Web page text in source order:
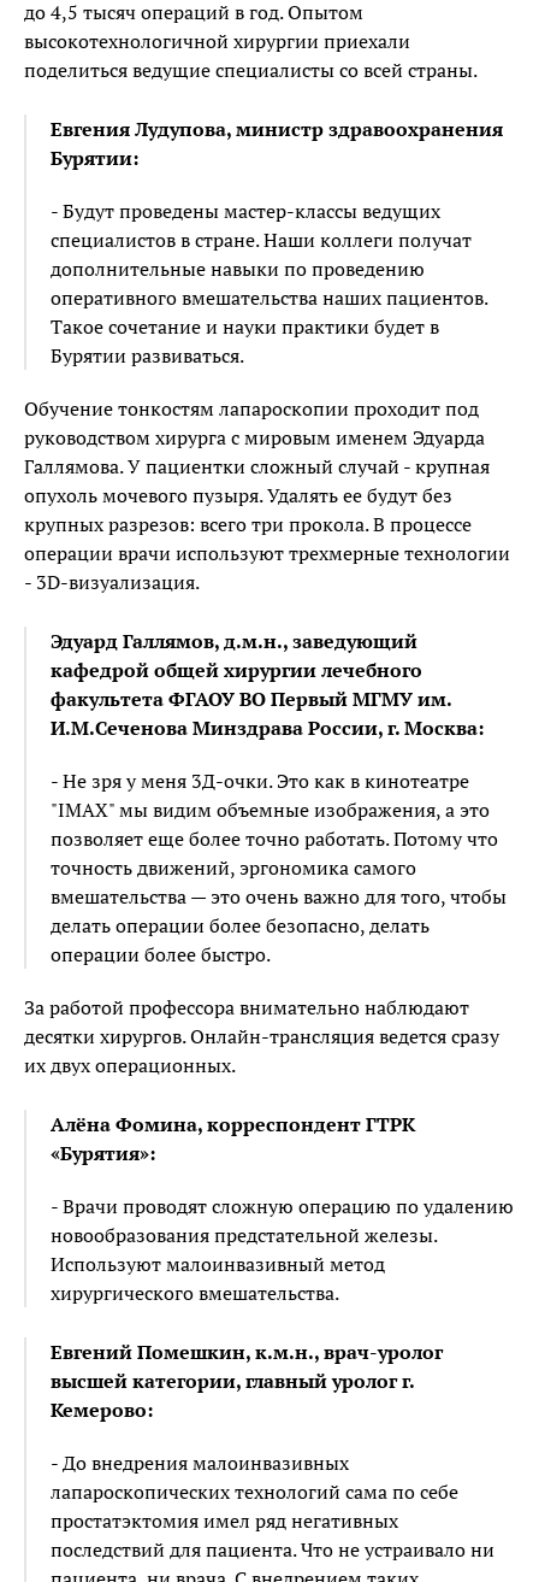
до 4,5 тысяч операций в год. Опытом
высокотехнологичной xиpypгии приехали
поделиться ведущие специалисты со всей страны.
Евгения Лудупова, министр здравоохранения
Бурятии:
- Будут проведены мастер-классы ведущих
специалистов в стране. Наши коллеги получат
дополнительные навыки по проведению
оперативного вмешательства наших пациентов.
Такое сочетание и науки практики будет в
Бурятии развиваться.
Обучение тонкостям лапароскопии проходит под
руководством хирурга с мировым именем Эдуарда
Галлямова. У пациентки сложный случай - крупная
опухоль мочевого пузыря. Удалять ее будут без
крупных разрезов: всего три прокола. В процессе
операции врачи используют трехмерные технологии
- 3D-визуализация.
Эдуард Галлямов, д.м.н., заведующий
кафедрой общей хирургии лечебного
факультета ФГАОУ ВО Первый МГМУ им.
И.М.Сеченова Минздрава России, г. Москва:
- Не зря у меня 3Д-очки. Это как в кинотеатре
"IMAX" мы видим объемные изображения, а это
позволяет еще более точно работать. Потому что
точность движений, эргономика самого
вмешательства — это очень важно для того, чтобы
делать операции более безопасно, делать
операции более быстро.
За работой профессора внимательно наблюдают
десятки хирургов. Онлайн-трансляция ведется сразу
их двух операционных.
Алёна Фомина, корреспондент ГТРК
«Бурятия»:
- Врачи проводят сложную операцию по удалению
новообразования предстательной железы.
Используют малоинвазивный метод
хирургического вмешательства.
Евгений Помешкин, к.м.н., врач-уролог
высшей категории, главный уролог г.
Кемерово:
- До внедрения малоинвазивных
лапароскопических технологий сама по себе
простатэктомия имел ряд негативных
последствий для пациента. Что не устраивало ни